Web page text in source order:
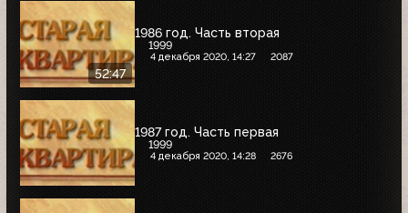
52:47
1986 год. Часть вторая
1999
4 декабря 2020, 14:27 2087
1987 год. Часть первая
1999
4 декабря 2020, 14:28 2676